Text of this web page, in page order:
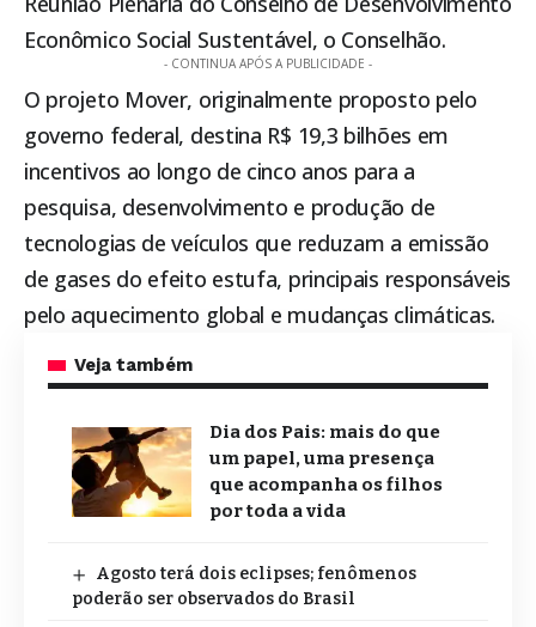
Econômico Social Sustentável, o Conselhão.
- CONTINUA APÓS A PUBLICIDADE -
O projeto Mover, originalmente proposto pelo
governo federal, destina R$ 19,3 bilhões em
incentivos ao longo de cinco anos para a
pesquisa, desenvolvimento e produção de
tecnologias de veículos que reduzam a emissão
de gases do efeito estufa, principais responsáveis
pelo aquecimento global e mudanças climáticas.
Veja também
Dia dos Pais: mais do que
um papel, uma presença
que acompanha os filhos
por toda a vida
Agosto terá dois eclipses; fenômenos
poderão ser observados do Brasil